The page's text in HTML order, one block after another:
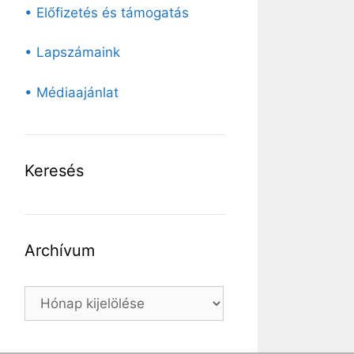
• Előfizetés és támogatás
• Lapszámaink
• Médiaajánlat
Keresés
Archívum
Archívum